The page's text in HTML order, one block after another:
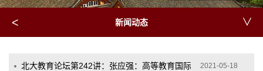
< 新闻动态 ∨
北大教育论坛第242讲：张应强：高等教育国际化走向何方——基
2021-05-18